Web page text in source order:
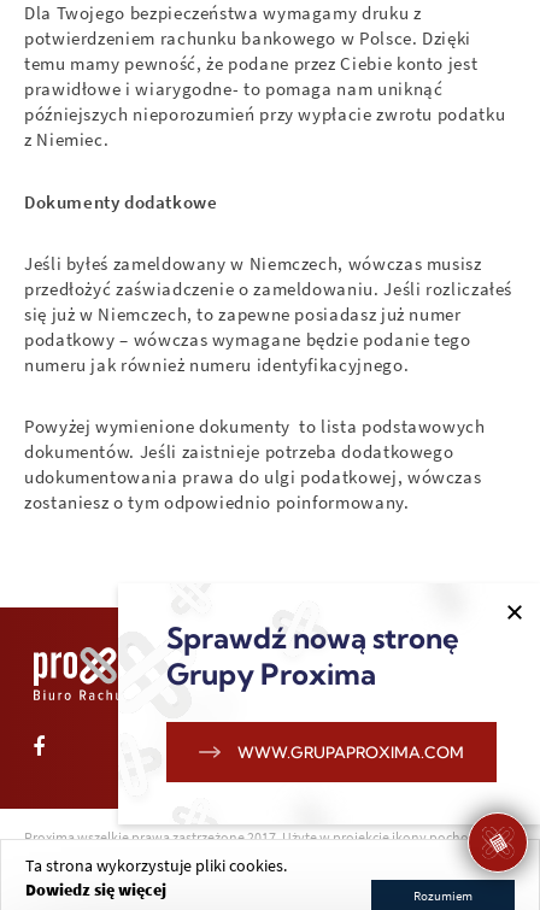
Sprawdź nową stronę
Grupy Proxima
WWW.GRUPAPROXIMA.COM
Dla Twojego bezpieczeństwa wymagamy druku z
potwierdzeniem rachunku bankowego w Polsce. Dzięki
temu mamy pewność, że podane przez Ciebie konto jest
prawidłowe i wiarygodne- to pomaga nam uniknąć
późniejszych nieporozumień przy wypłacie zwrotu podatku
z Niemiec.
Dokumenty dodatkowe
Jeśli byłeś zameldowany w Niemczech, wówczas musisz
przedłożyć zaświadczenie o zameldowaniu. Jeśli rozliczałeś
się już w Niemczech, to zapewne posiadasz już numer
podatkowy – wówczas wymagane będzie podanie tego
numeru jak również numeru identyfikacyjnego.
Powyżej wymienione dokumenty to lista podstawowych
dokumentów. Jeśli zaistnieje potrzeba dodatkowego
udokumentowania prawa do ulgi podatkowej, wówczas
zostaniesz o tym odpowiednio poinformowany.
Proxima wszelkie prawa zastrzeżone 2017. Użyte w projekcie ikony pochodzą z
POMYSŁ I REALIZACJAepicup.pl
Ta strona wykorzystuje pliki cookies.
Dowiedz się więcej
Rozumiem